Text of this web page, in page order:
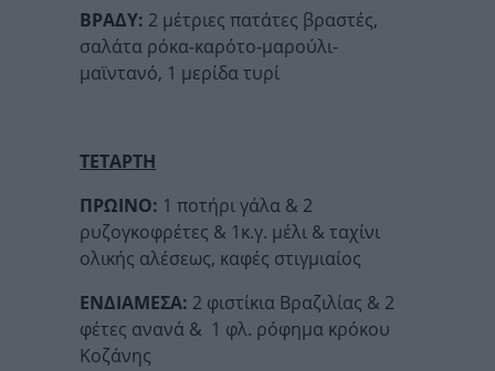
ΒΡΑΔΥ: 2 μέτριες πατάτες βραστές,
σαλάτα ρόκα-καρότο-μαρούλι-
μαϊντανό, 1 μερίδα τυρί
ΤΕΤΑΡΤΗ
ΠΡΩΙΝΟ: 1 ποτήρι γάλα & 2
ρυζογκοφρέτες & 1κ.γ. μέλι & ταχίνι
ολικής αλέσεως, καφές στιγμιαίος
ΕΝΔΙΑΜΕΣΑ: 2 φιστίκια Βραζιλίας & 2
φέτες ανανά & 1 φλ. ρόφημα κρόκου
Κοζάνης